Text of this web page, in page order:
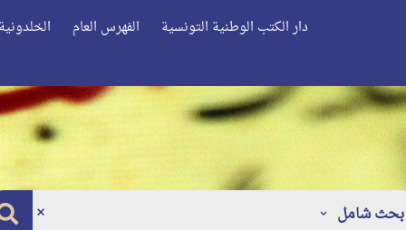
دار الكتب الوطنية التونسية الفهرس العام
بحث شامل